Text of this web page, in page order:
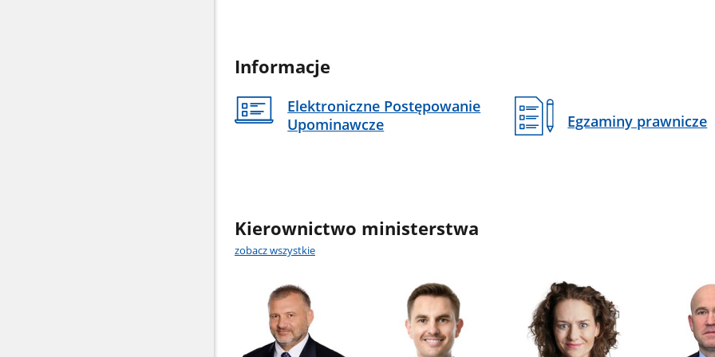
Informacje
Elektroniczne Postępowanie
Upominawcze
Egzaminy prawnicze
Kierownictwo ministerstwa
zobacz wszystkie